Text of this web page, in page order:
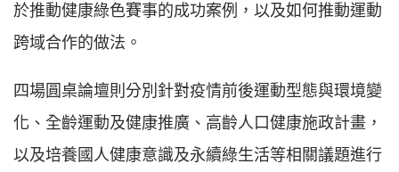
於推動健康綠色賽事的成功案例，以及如何推動運動
跨域合作的做法。
四場圓桌論壇則分別針對疫情前後運動型態與環境變
化、全齡運動及健康推廣、高齡人口健康施政計畫，
以及培養國人健康意識及永續綠生活等相關議題進行